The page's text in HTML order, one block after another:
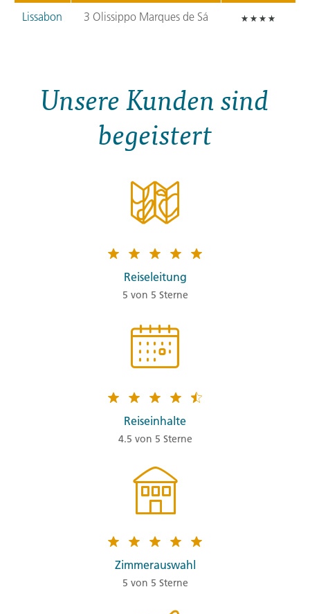
Lissabon 3 Olissippo Marques de Sá
Unsere Kunden sind
begeistert
Reiseleitung
5 von 5 Sterne
Reiseinhalte
4.5 von 5 Sterne
Zimmerauswahl
5 von 5 Sterne